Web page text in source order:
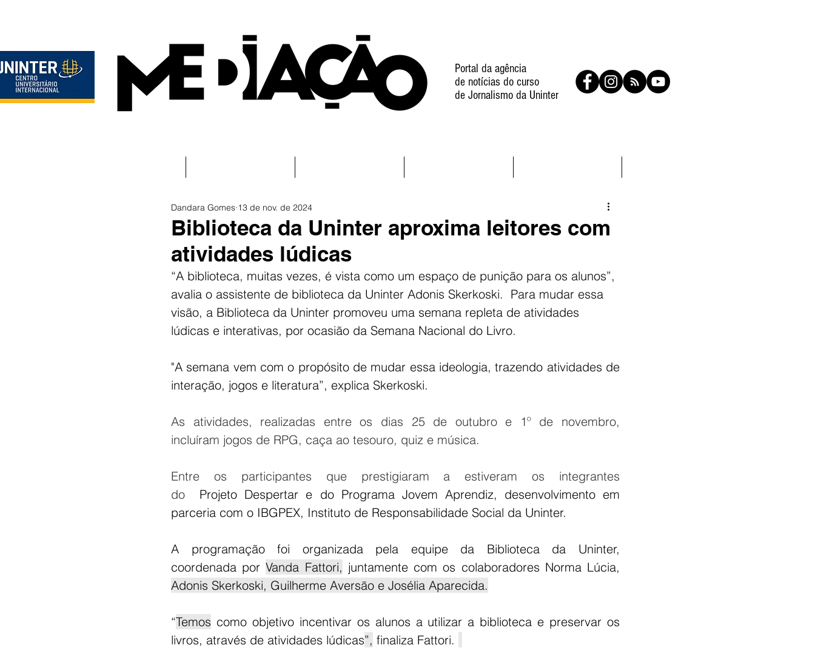
Portal da agência
de notícias do curso
de Jornalismo da Uninter
Biblioteca da Uninter aproxima leitores com
atividades lúdicas
Dandara Gomes 13 de nov. de 2024
“A biblioteca, muitas vezes, é vista como um espaço de punição para os alunos”,
avalia o assistente de biblioteca da Uninter Adonis Skerkoski.  Para mudar essa
visão, a Biblioteca da Uninter promoveu uma semana repleta de atividades
lúdicas e interativas, por ocasião da Semana Nacional do Livro.
"A semana vem com o propósito de mudar essa ideologia, trazendo atividades de
interação, jogos e literatura”, explica Skerkoski.
As atividades, realizadas entre os dias 25 de outubro e 1º de novembro,
incluíram jogos de RPG, caça ao tesouro, quiz e música.
Entre os participantes que prestigiaram a estiveram os integrantes
do
Projeto Despertar e do Programa Jovem Aprendiz, desenvolvimento em
parceria com o IBGPEX, Instituto de Responsabilidade Social da Uninter.
A programação foi organizada pela equipe da Biblioteca da Uninter,
coordenada por Vanda Fattori,
Adonis Skerkoski, Guilherme Aversão e Josélia Aparecida.
“Temos como objetivo incentivar os alunos a utilizar a biblioteca e preservar os
livros, através de atividades lúdicas”, finaliza Fattori.